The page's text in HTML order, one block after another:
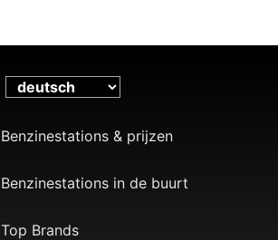
Benzinestations & prijzen
Benzinestations in de buurt
Top Brands